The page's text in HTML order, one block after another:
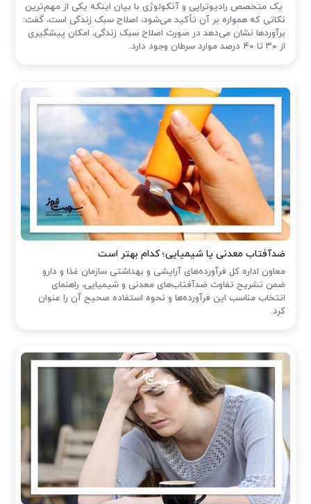
یک متخصص رادیوتراپی و آنکولوژی با بیان اینکه یکی از مهم‌ترین
نکاتی که همواره بر آن تأکید می‌شود، اصلاح سبک زندگی است، گفت:
برآوردها نشان می‌دهد در صورت اصلاح سبک زندگی، امکان پیشگیری
از ۳۰ تا ۴۰ درصد موارد سرطان وجود دارد.
ضدآفتاب‌ معدنی یا شیمیایی؛ کدام بهتر است
معاون اداره کل فرآورده‌های آرایشی و بهداشتی سازمان غذا و دارو
ضمن تشریح تفاوت ضدآفتاب‌های معدنی و شیمیایی، راهنمای
انتخاب مناسب این فرآورده‌ها و نحوه استفاده صحیح آن را عنوان
کرد.